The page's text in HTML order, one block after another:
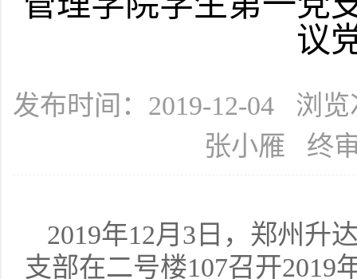
议
发布时间：2019-12-04 浏览
张小雁 终
2019年12月3日，郑州升
支部在二号楼107召开2019